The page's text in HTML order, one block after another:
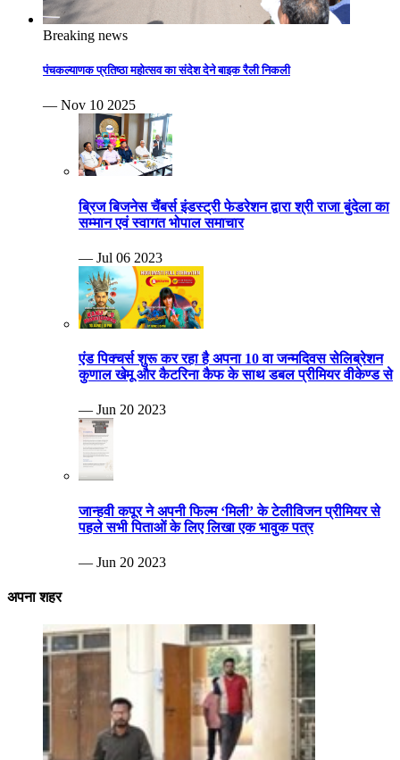
Breaking news
पंचकल्याणक प्रतिष्ठा महोत्सव का संदेश देने बाइक रैली निकली
— Nov 10 2025
ब्रिज बिजनेस चैंबर्स इंडस्ट्री फेडरेशन द्वारा श्री राजा बुंदेला का
सम्मान एवं स्वागत भोपाल समाचार
— Jul 06 2023
एंड पिक्चर्स शुरू कर रहा है अपना 10 वा जन्मदिवस सेलिब्रेशन
कुणाल खेमू और कैटरिना कैफ के साथ डबल प्रीमियर वीकेण्ड से
— Jun 20 2023
जान्हवी कपूर ने अपनी फिल्म ‘मिली’ के टेलीविजन प्रीमियर से
पहले सभी पिताओं के लिए लिखा एक भावुक पत्र
— Jun 20 2023
अपना शहर